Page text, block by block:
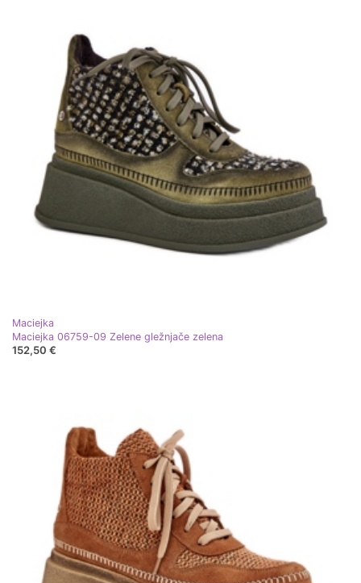
Maciejka
Maciejka 06759-09 Zelene gležnjače zelena
152,50 €